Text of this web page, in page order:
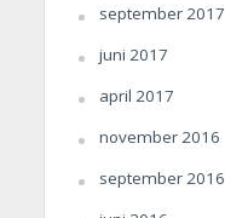
september 2017
juni 2017
april 2017
november 2016
september 2016